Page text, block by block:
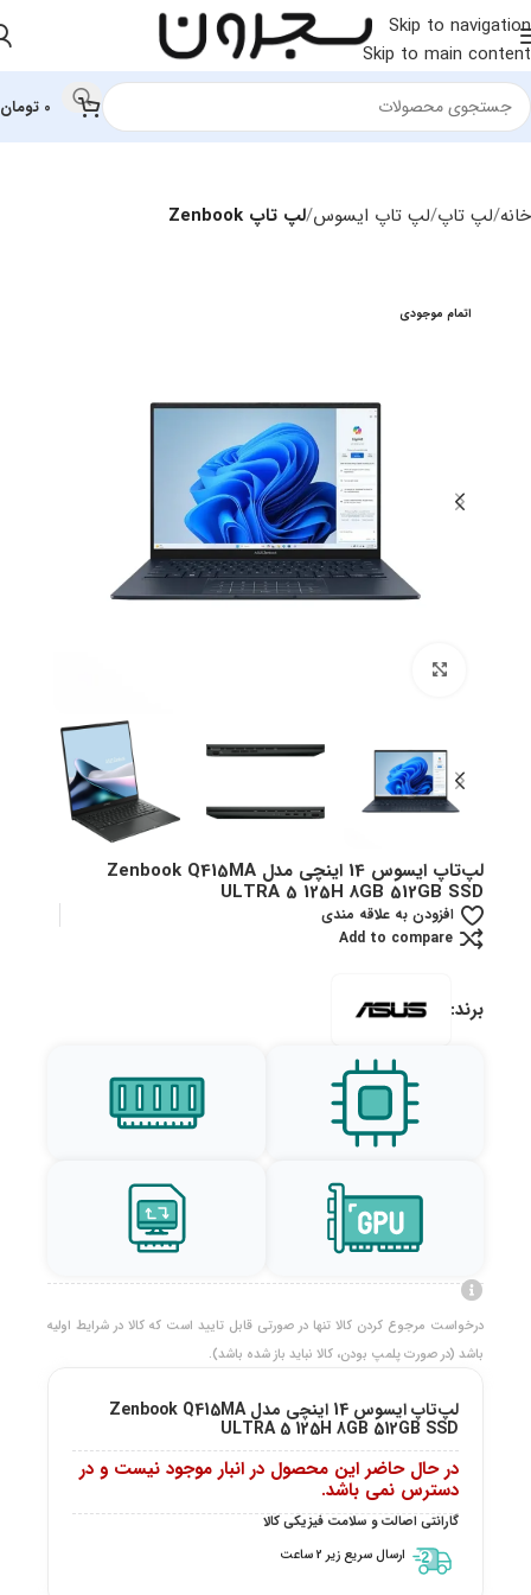
Skip to navigation
Skip to main content
0 تومان
خانه لپ تاپ لپ تاپ ایسوس لپ تاپ Zenbook
اتمام موجودی
لپ‌تاپ ایسوس 14 اینچی مدل Zenbook Q415MA
ULTRA 5 125H 8GB 512GB SSD
افزودن به علاقه مندی
Add to compare
برند:
درخواست مرجوع کردن کالا تنها در صورتی قابل تایید است که کالا در شرایط اولیه
باشد (در صورت پلمپ بودن، کالا نباید باز شده باشد).
لپ‌تاپ ایسوس 14 اینچی مدل Zenbook Q415MA
ULTRA 5 125H 8GB 512GB SSD
در حال حاضر این محصول در انبار موجود نیست و در
دسترس نمی باشد.
گارانتی اصالت و سلامت فیزیکی کالا
ارسال سریع زیر 2 ساعت